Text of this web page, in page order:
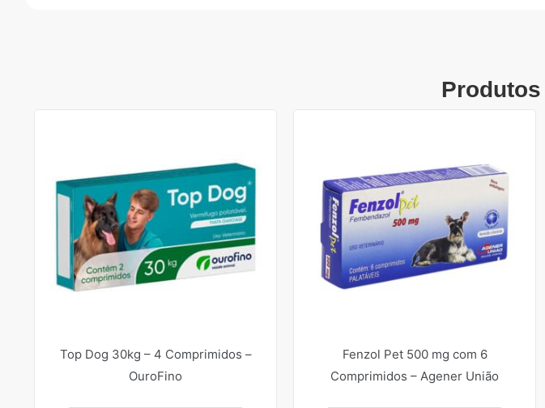
Top Dog 30kg – 4 Comprimidos –
OuroFino
Fenzol Pet 500 mg com 6
Comprimidos – Agener União